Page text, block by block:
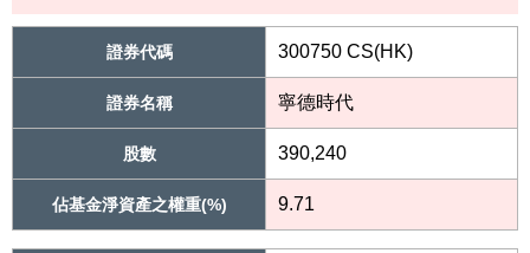
證券代碼 300750 CS(HK)
證券名稱 寧德時代
股數 390,240
佔基金淨資產之權重(%) 9.71